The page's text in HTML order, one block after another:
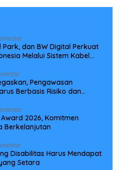
Park, dan BW Digital Perkuat
Melalui Sistem Kabel
Pengawasan
Berbasis Risiko dan
2026, Komitmen
Berkelanjutan
Disabilitas Harus Mendapat
Setara